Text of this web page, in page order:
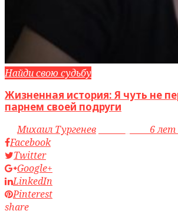
Найди свою судьбу
Жизненная история: Я чуть не
парнем своей подруги
byМихаил Тургенев
6 лет
Facebook
Twitter
Google+
LinkedIn
Pinterest
share